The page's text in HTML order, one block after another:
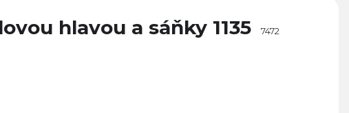
hlavou a sáňky 1135 7472